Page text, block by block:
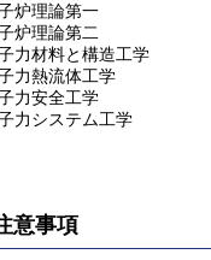
炉理論第一
炉理論第二
力材料と構造工学
力熱流体工学
力安全工学
力システム工学
意事項